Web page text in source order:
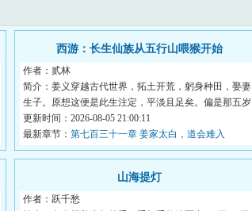
西游：长生仙族从五行山喂猴开始
作者：贰林
简介：姜义穿越古代世界，拓土开荒，躬身种田，娶妻
生子。原想这便是此生注定，平淡且足矣。偏是那五岁
的...
更新时间：2026-08-05 21:00:11
最新章节： 第七百三十一章 姜家太白，道会难入
山海提灯
作者：跃千愁